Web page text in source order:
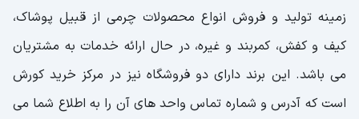
زمینه تولید و فروش انواع محصولات چرمی از قبیل پوشاک،
کیف و کفش، کمربند و غیره، در حال ارائه خدمات به مشتریان
می باشد. این برند دارای دو فروشگاه نیز در مرکز خرید کورش
است که آدرس و شماره تماس واحد های آن را به اطلاع شما می